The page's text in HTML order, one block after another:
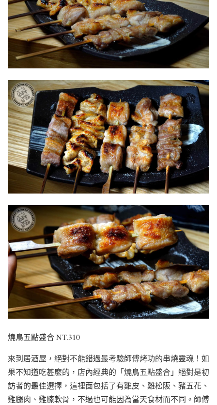
燒鳥五點盛合 NT.310
來到居酒屋，絕對不能錯過最考驗師傅烤功的串燒靈魂！如
果不知道吃甚麼的，店內經典的「燒鳥五點盛合」絕對是初
訪者的最佳選擇，這裡面包括了有雞皮、雞松阪、豬五花、
雞腿肉、雞膝軟骨，不過也可能因為當天食材而不同。師傅